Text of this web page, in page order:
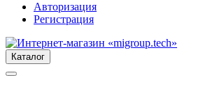
Авторизация
Регистрация
Каталог